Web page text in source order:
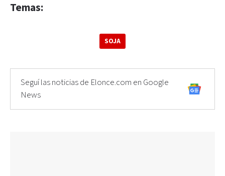
Temas:
SOJA
Seguí las noticias de Elonce.com en Google
News